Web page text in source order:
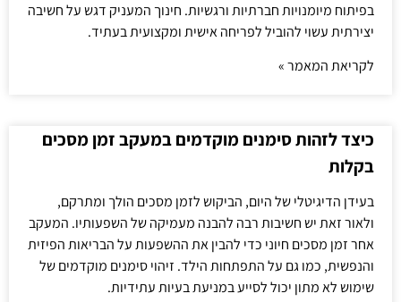
בפיתוח מיומנויות חברתיות ורגשיות. חינוך המעניק דגש על חשיבה
יצירתית עשוי להוביל לפריחה אישית ומקצועית בעתיד.
לקריאת המאמר »
כיצד לזהות סימנים מוקדמים במעקב זמן מסכים
בקלות
בעידן הדיגיטלי של היום, הביקוש לזמן מסכים הולך ומתרקם,
ולאור זאת יש חשיבות רבה להבנה מעמיקה של השפעותיו. המעקב
אחר זמן מסכים חיוני כדי להבין את ההשפעות על הבריאות הפיזית
והנפשית, כמו גם על התפתחות הילד. זיהוי סימנים מוקדמים של
שימוש לא מתון יכול לסייע במניעת בעיות עתידיות.